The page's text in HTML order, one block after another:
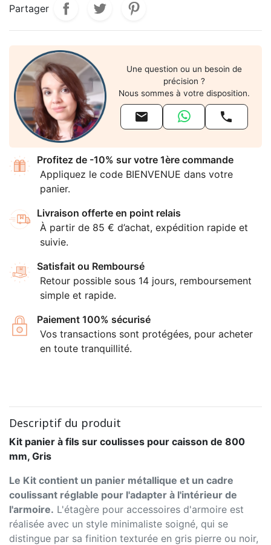
Partager
Une question ou un besoin de
précision ?
Nous sommes à votre disposition.
 
Profitez de -10% sur votre 1ère commande
Appliquez le code BIENVENUE dans votre
panier.
Livraison offerte en point relais
À partir de 85 € d’achat, expédition rapide et
suivie.
Satisfait ou Remboursé
Retour possible sous 14 jours, remboursement
simple et rapide.
Paiement 100% sécurisé
Vos transactions sont protégées, pour acheter
en toute tranquillité.
Descriptif du produit
Kit panier à fils sur coulisses pour caisson de 800
mm, Gris
Le Kit contient un panier métallique et un cadre
coulissant réglable pour l'adapter à l'intérieur de
l'armoire. L'étagère pour accessoires d'armoire est
réalisée avec un style minimaliste soigné, qui se
distingue par sa finition texturée en gris pierre ou noir,